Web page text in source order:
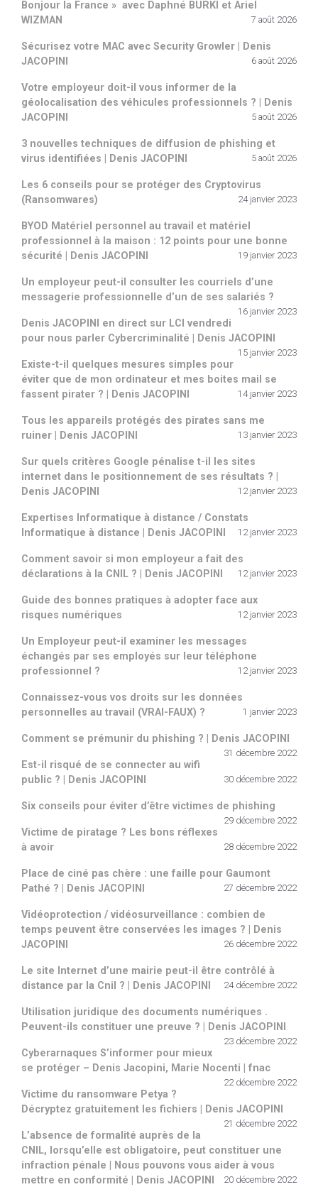
Bonjour la France » avec Daphné BURKI et Ariel
WIZMAN
7 août 2026
Sécurisez votre MAC avec Security Growler | Denis
JACOPINI
6 août 2026
Votre employeur doit-il vous informer de la
géolocalisation des véhicules professionnels ? | Denis
JACOPINI
5 août 2026
3 nouvelles techniques de diffusion de phishing et
virus identifiées | Denis JACOPINI
5 août 2026
Les 6 conseils pour se protéger des Cryptovirus
(Ransomwares)
24 janvier 2023
BYOD Matériel personnel au travail et matériel
professionnel à la maison : 12 points pour une bonne
sécurité | Denis JACOPINI
19 janvier 2023
Un employeur peut-il consulter les courriels d’une
messagerie professionnelle d’un de ses salariés ?
16 janvier 2023
Denis JACOPINI en direct sur LCI vendredi
pour nous parler Cybercriminalité | Denis JACOPINI
15 janvier 2023
Existe-t-il quelques mesures simples pour
éviter que de mon ordinateur et mes boites mail se
fassent pirater ? | Denis JACOPINI
14 janvier 2023
Tous les appareils protégés des pirates sans me
ruiner | Denis JACOPINI
13 janvier 2023
Sur quels critères Google pénalise t-il les sites
internet dans le positionnement de ses résultats ? |
Denis JACOPINI
12 janvier 2023
Expertises Informatique à distance / Constats
Informatique à distance | Denis JACOPINI
12 janvier 2023
Comment savoir si mon employeur a fait des
déclarations à la CNIL ? | Denis JACOPINI
12 janvier 2023
Guide des bonnes pratiques à adopter face aux
risques numériques
12 janvier 2023
Un Employeur peut-il examiner les messages
échangés par ses employés sur leur téléphone
professionnel ?
12 janvier 2023
Connaissez-vous vos droits sur les données
personnelles au travail (VRAI-FAUX) ?
1 janvier 2023
Comment se prémunir du phishing ? | Denis JACOPINI
31 décembre 2022
Est-il risqué de se connecter au wifi
public ? | Denis JACOPINI
30 décembre 2022
Six conseils pour éviter d’être victimes de phishing
29 décembre 2022
Victime de piratage ? Les bons réflexes
à avoir
28 décembre 2022
Place de ciné pas chère : une faille pour Gaumont
Pathé ? | Denis JACOPINI
27 décembre 2022
Vidéoprotection / vidéosurveillance : combien de
temps peuvent être conservées les images ? | Denis
JACOPINI
26 décembre 2022
Le site Internet d’une mairie peut-il être contrôlé à
distance par la Cnil ? | Denis JACOPINI
24 décembre 2022
Utilisation juridique des documents numériques .
Peuvent-ils constituer une preuve ? | Denis JACOPINI
23 décembre 2022
Cyberarnaques S’informer pour mieux
se protéger – Denis Jacopini, Marie Nocenti | fnac
22 décembre 2022
Victime du ransomware Petya ?
Décryptez gratuitement les fichiers | Denis JACOPINI
21 décembre 2022
L’absence de formalité auprès de la
CNIL, lorsqu’elle est obligatoire, peut constituer une
infraction pénale | Nous pouvons vous aider à vous
mettre en conformité | Denis JACOPINI
20 décembre 2022